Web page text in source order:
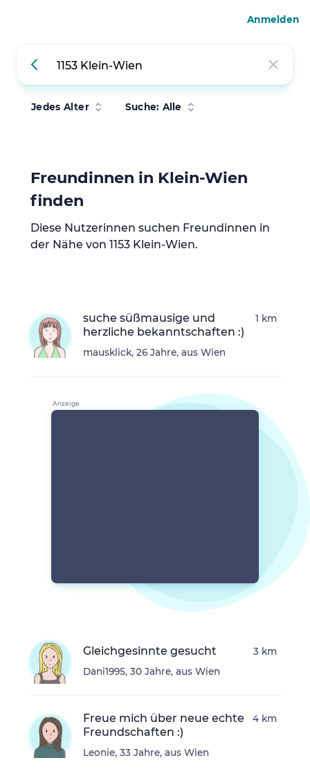
Jedes Alter Suche: Alle
Freundinnen in Klein-Wien
finden
Diese Nutzerinnen suchen Freundinnen in
der Nähe von 1153 Klein-Wien.
suche süßmausige und
herzliche bekanntschaften :)
mausklick, 26 Jahre, aus Wien
1 km
Gleichgesinnte gesucht
Dani1995, 30 Jahre, aus Wien
3 km
Freue mich über neue echte
Freundschaften :)
Leonie, 33 Jahre, aus Wien
4 km
Anmelden